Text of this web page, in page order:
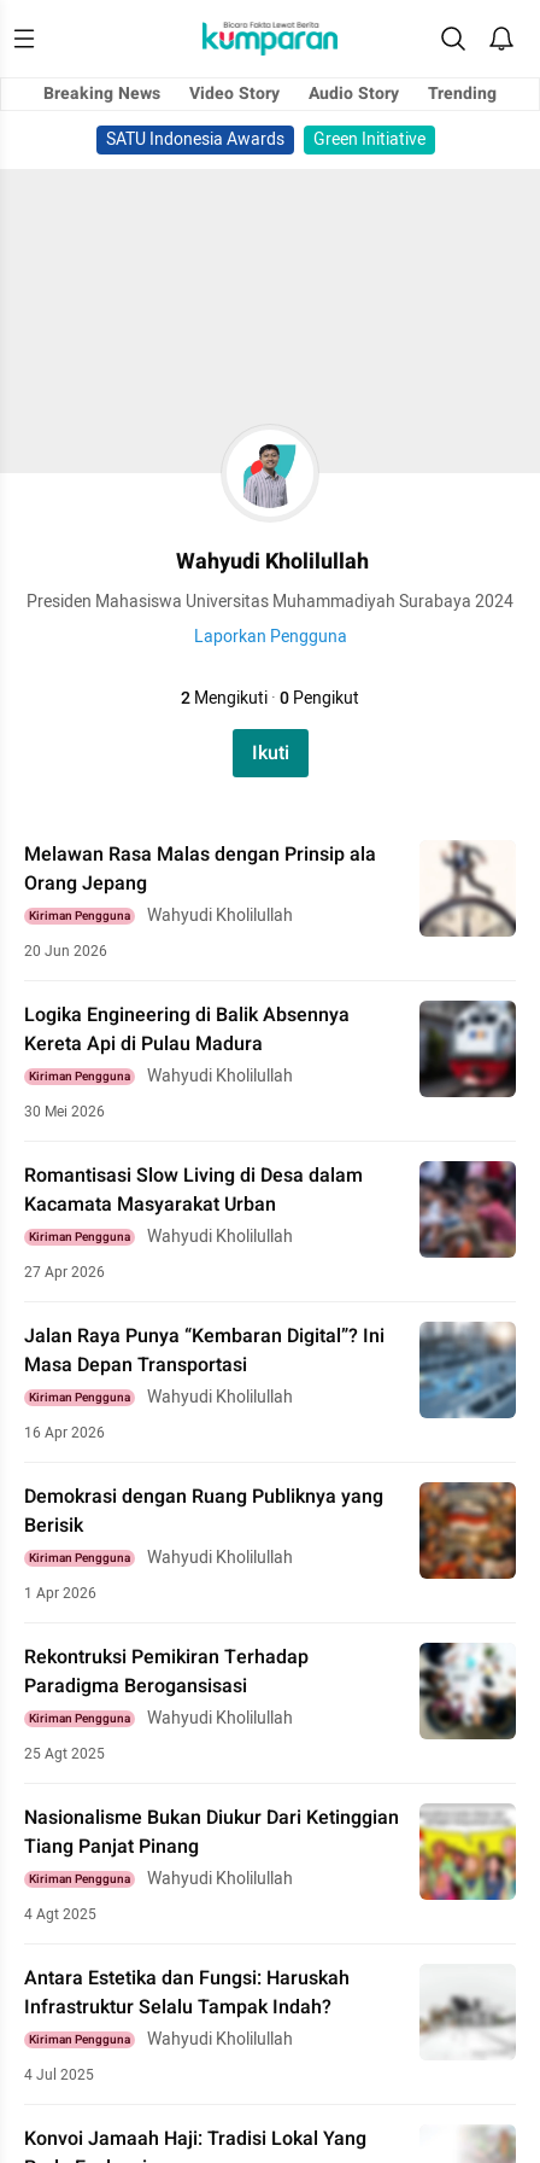
Breaking News Video Story Audio Story
Trending
SATU Indonesia Awards
Green Initiative
Wahyudi Kholilullah
Presiden Mahasiswa Universitas Muhammadiyah Surabaya 2024
Laporkan Pengguna
2Mengikuti·0Pengikut
Ikuti
Melawan Rasa Malas dengan Prinsip ala
Orang Jepang
Kiriman Pengguna Wahyudi Kholilullah
20 Jun 2026
Logika Engineering di Balik Absennya
Kereta Api di Pulau Madura
Kiriman Pengguna Wahyudi Kholilullah
30 Mei 2026
Romantisasi Slow Living di Desa dalam
Kacamata Masyarakat Urban
Kiriman Pengguna Wahyudi Kholilullah
27 Apr 2026
Jalan Raya Punya “Kembaran Digital”? Ini
Masa Depan Transportasi
Kiriman Pengguna Wahyudi Kholilullah
16 Apr 2026
Demokrasi dengan Ruang Publiknya yang
Berisik
Kiriman Pengguna Wahyudi Kholilullah
1 Apr 2026
Rekontruksi Pemikiran Terhadap
Paradigma Berogansisasi
Kiriman Pengguna Wahyudi Kholilullah
25 Agt 2025
Nasionalisme Bukan Diukur Dari Ketinggian
Tiang Panjat Pinang
Kiriman Pengguna Wahyudi Kholilullah
4 Agt 2025
Antara Estetika dan Fungsi: Haruskah
Infrastruktur Selalu Tampak Indah?
Kiriman Pengguna Wahyudi Kholilullah
4 Jul 2025
Konvoi Jamaah Haji: Tradisi Lokal Yang